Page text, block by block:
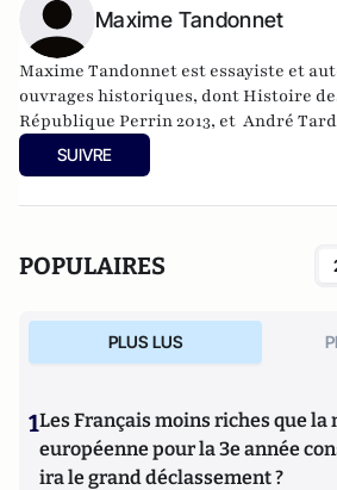
Maxime Tandonnet
Maxime Tandonnet est essayiste et
ouvrages historiques, dont Histoire
République Perrin 2013, et André
Perrin 2019.
SUIVRE
POPULAIRES
PLUS LUS
1Les Français moins riches que la
européenne pour la 3e année
ira le grand déclassement ?